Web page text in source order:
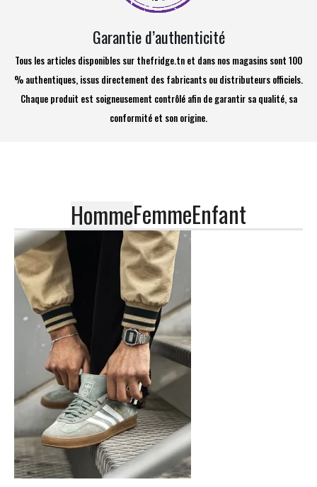
Garantie d’authenticité
Tous les articles disponibles sur thefridge.tn et dans nos magasins sont 100
% authentiques, issus directement des fabricants ou distributeurs officiels.
Chaque produit est soigneusement contrôlé afin de garantir sa qualité, sa
conformité et son origine.
HommeFemmeEnfant